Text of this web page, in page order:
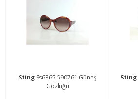
Sting Ss6365 590761 Güneş
Gözlüğü
Sting